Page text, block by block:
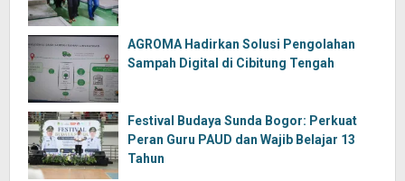
AGROMA Hadirkan Solusi Pengolahan
Sampah Digital di Cibitung Tengah
Festival Budaya Sunda Bogor: Perkuat
Peran Guru PAUD dan Wajib Belajar 13
Tahun